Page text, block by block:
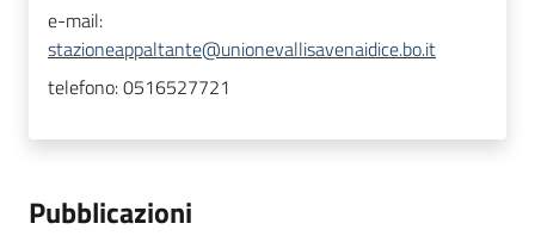
e-mail:
stazioneappaltante@unionevallisavenaidice.bo.it
telefono:0516527721
Pubblicazioni